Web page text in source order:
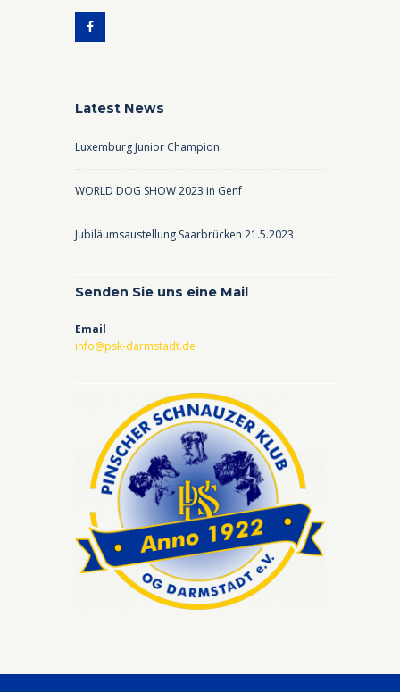
Latest News
Luxemburg Junior Champion
WORLD DOG SHOW 2023 in Genf
Jubiläumsaustellung Saarbrücken 21.5.2023
Senden Sie uns eine Mail
Email
info@psk-darmstadt.de